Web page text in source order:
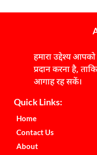
हमारा उद्देश्य
प्रदान करना है,
आगाह रह सकें।
Quick Links:
Home
Contact Us
About